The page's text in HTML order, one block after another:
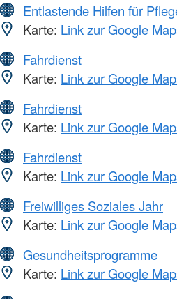
Entlastende Hilfen für
Karte: Link zur Google
Fahrdienst
Karte: Link zur Google
Fahrdienst
Karte: Link zur Google
Fahrdienst
Karte: Link zur Google
Freiwilliges Soziales Jahr
Karte: Link zur Google
Gesundheitsprogramme
Karte: Link zur Google